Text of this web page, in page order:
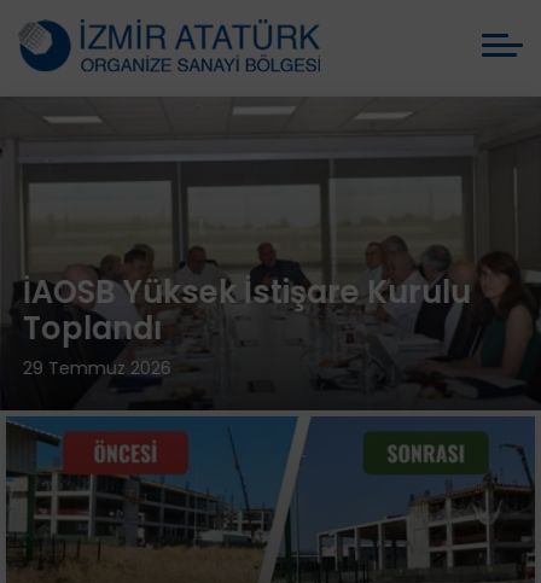
İAOSB Yüksek İstişare Kurulu
Toplandı
29 Temmuz 2026